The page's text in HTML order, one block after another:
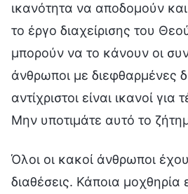
ικανότητα να αποδομούν
το έργο διαχείρισης του
μπορούν να το κάνουν οι
άνθρωποι με διεφθαρμένες
αντίχριστοι είναι ικανοί για
Μην υποτιμάτε αυτό το
Όλοι οι κακοί άνθρωποι
διαθέσεις. Κάποια